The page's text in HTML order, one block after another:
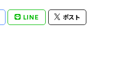
LINE ポスト